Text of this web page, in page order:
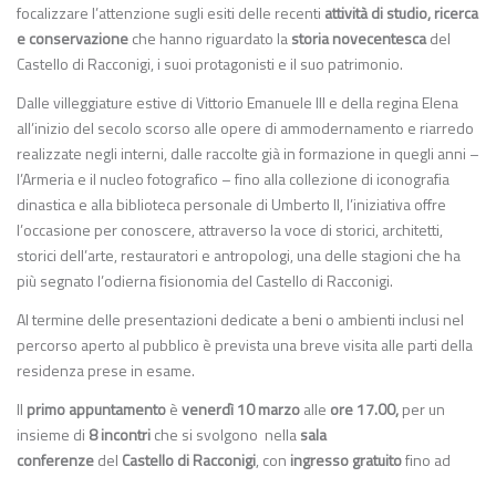
focalizzare l’attenzione sugli esiti delle recenti attività di studio, ricerca
e conservazioneche hanno riguardato lastoria novecentescadel
Castello di Racconigi, i suoi protagonisti e il suo patrimonio.
Dalle villeggiature estive di Vittorio Emanuele III e della regina Elena
all’inizio del secolo scorso alle opere di ammodernamento e riarredo
realizzate negli interni, dalle raccolte già in formazione in quegli anni –
l’Armeria e il nucleo fotografico – fino alla collezione di iconografia
dinastica e alla biblioteca personale di Umberto II, l’iniziativa offre
l’occasione per conoscere, attraverso la voce di storici, architetti,
storici dell’arte, restauratori e antropologi, una delle stagioni che ha
più segnato l’odierna fisionomia del Castello di Racconigi.
Al termine delle presentazioni dedicate a beni o ambienti inclusi nel
percorso aperto al pubblico è prevista una breve visita alle parti della
residenza prese in esame.
Il primo appuntamentoèvenerdì 10 marzoalle ore 17.00,per un
insieme di 8 incontriche si svolgono nellasala
conferenzedel Castello di Racconigi, con ingresso gratuitofino ad